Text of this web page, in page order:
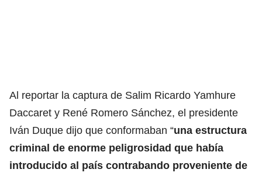
Al reportar la captura de Salim Ricardo Yamhure
Daccaret y René Romero Sánchez, el presidente
Iván Duque dijo que conformaban “una estructura
criminal de enorme peligrosidad que había
introducido al país contrabando proveniente de